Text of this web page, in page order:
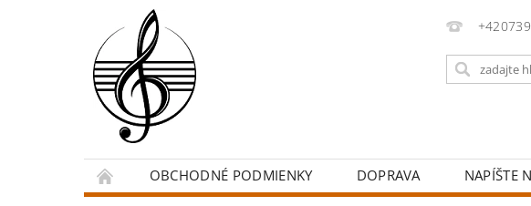
OBCHODNÉ PODMIENKY DOPRAVA NAPÍŠTE